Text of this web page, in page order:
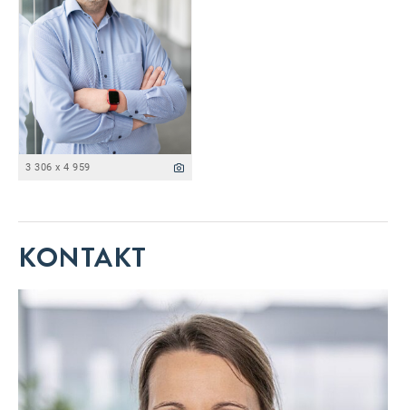
3 306 x 4 959
KONTAKT